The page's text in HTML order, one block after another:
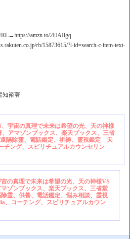
amzn.to/2HAIlgq
rb/15873615/?l-id=search-c-item-text-
知裕著
宇宙の真理で未来は希望の光、天の神様
アマゾンブックス、楽天ブックス、三省
隔除霊、電話鑑定、祈祷、霊視鑑定 天
ング、スピリチュアルカウンセリン
の真理で未来は希望の光、天の神様VS
ゾンブックス、楽天ブックス、三省堂
霊、供養、電話鑑定、悩み相談、霊視
コーチング、スピリチュアルカウン